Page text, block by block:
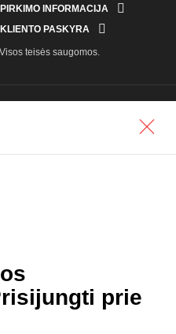
PIRKIMO INFORMACIJA 
KLIENTO PASKYRA 
teisės saugomos.
prie